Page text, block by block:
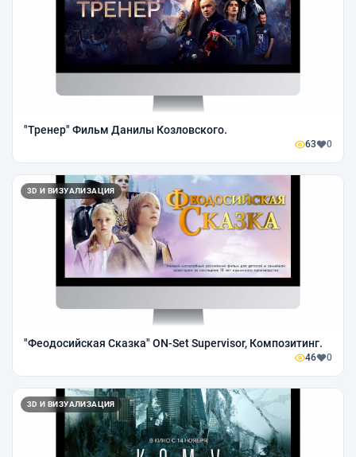
"Тренер" Фильм Данилы Козловского.
63 0
3D И ВИЗУАЛИЗАЦИЯ
"Феодосийская Сказка" ON-Set Supervisor, Композитинг.
46 0
3D И ВИЗУАЛИЗАЦИЯ